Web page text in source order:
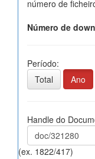
número de
Número de
Período:
Total
Ano
Handle do
(ex. 1822/417)